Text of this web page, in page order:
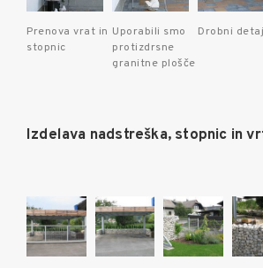
Prenova vrat in
stopnic
Uporabili smo
protizdrsne
granitne plošče
Drobni
Izdelava nadstreška, stopnic in